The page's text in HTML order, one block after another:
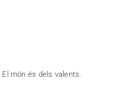
El món és dels valents.